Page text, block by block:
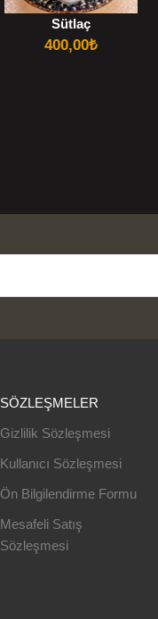
Sütlaç
400,00₺
SÖZLEŞMELER
Gizlilik Sözleşmesi
Kullanıcı Sözleşmesi
Ön Bilgilendirme Formu
Mesafeli Satış
Sözleşmesi